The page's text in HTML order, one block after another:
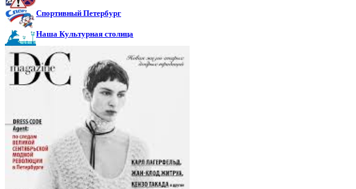
Спортивный Петербург
Наша Культурная столица